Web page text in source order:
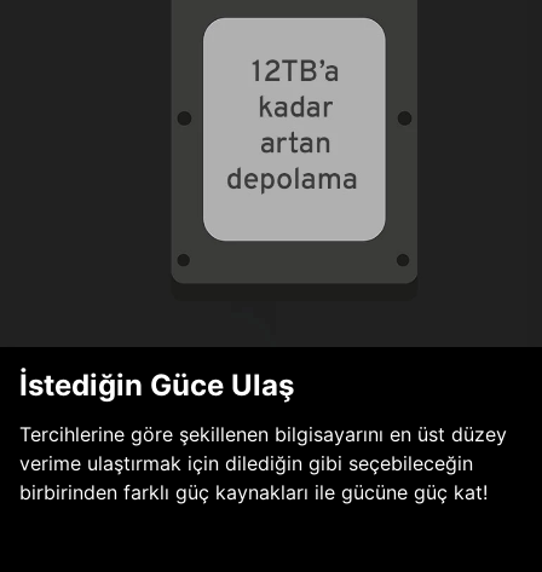
İstediğin Güce Ulaş
Tercihlerine göre şekillenen bilgisayarını en üst düzey
verime ulaştırmak için dilediğin gibi seçebileceğin
birbirinden farklı güç kaynakları ile gücüne güç kat!